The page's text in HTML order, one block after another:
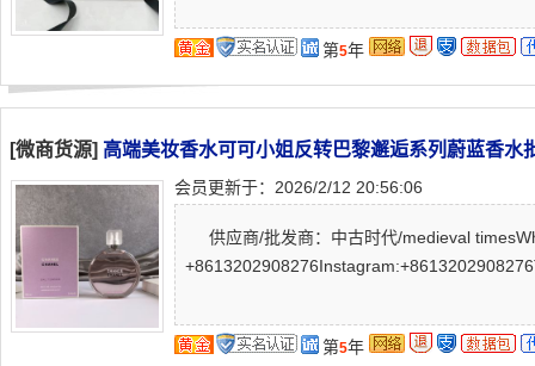
第5年
[微商货源] 高端美妆香水可可小姐反转巴黎邂逅系列蔚蓝香水
会员更新于：2026/2/12 20:56:06
供应商/批发商：中古时代/medieval
第5年